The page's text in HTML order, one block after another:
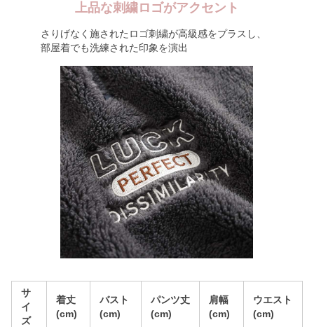
上品な刺繍ロゴがアクセント
さりげなく施されたロゴ刺繍が高級感をプラスし、
部屋着でも洗練された印象を演出
サ
イ
ズ
着丈
(cm)
バスト
(cm)
パンツ丈
(cm)
肩幅
(cm)
ウエスト
(cm)